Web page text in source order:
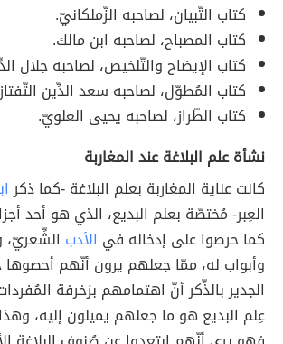
كتاب التّبيان، لصاحبه الزّملكانيّ.
كتاب المصباح، لصاحبه ابن مالك.
كتاب الإيضاح والتّلخيص، لصاحبه جلال
كتاب المُطوّل، لصاحبه سعد الدِّين
كتاب الطّراز، لصاحبه يحيى العلويّ.
نشأة علم البلاغة عند المغاربة
كانت عناية المغاربة بعلم البلاغة -كما ذكر
العِبر- مُختصّة بعلم البديع، الذي هو أحد
كما حرصوا على إدخاله في الأدب الشِّعريّ،
وأبواب له، ممّا جعلهم يرون أنّهم أحصوها
الجدير بالذِّكر أنّ اهتمامهم بزخرفة
عِلم البديع هو ما جعلهم يميلون إليه،